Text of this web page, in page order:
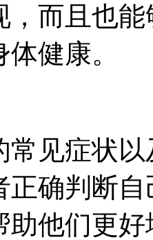
，而且也
健康。
常见症状
正确判断
助他们更